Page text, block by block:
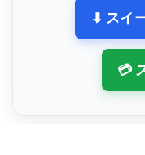
⬇ スイ
💳